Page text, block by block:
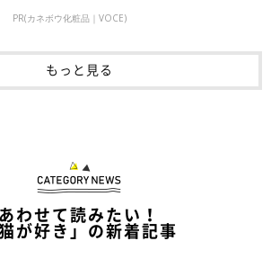
を振り返り、「正直大変なことのほうが多か
が重なり、つくねをお迎えした当時の私の胃
たのに、つくねはひとりでいることを好んで
PR(カネボウ化粧品｜VOCE)
もっと見る
あわせて読みたい！
猫が好き」の新着記事